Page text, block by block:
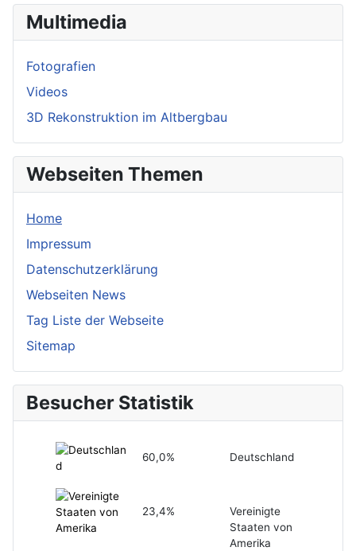
Multimedia
Fotografien
Videos
3D Rekonstruktion im Altbergbau
Webseiten Themen
Home
Impressum
Datenschutzerklärung
Webseiten News
Tag Liste der Webseite
Sitemap
Besucher Statistik
60,0% Deutschland
23,4%
Vereinigte
Staaten von
Amerika